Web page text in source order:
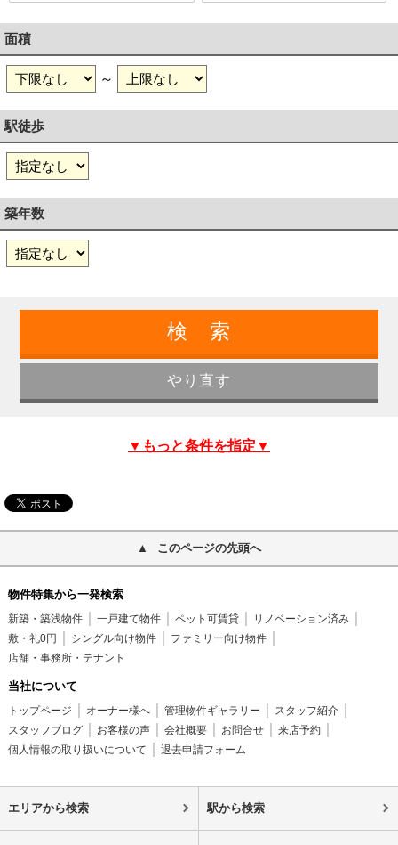
面積
～
駅徒歩
築年数
▼もっと条件を指定▼
このページの先頭へ
物件特集から一発検索
新築・築浅物件 一戸建て物件 ペット可賃貸
リノベーション済み
敷・礼0円
シングル向け物件
ファミリー向け物件
店舗・事務所・テナント
当社について
トップページ オーナー様へ 管理物件ギャラリー
スタッフ紹介
スタッフブログ
お客様の声 会社概要 お問合せ
来店予約
個人情報の取り扱いについて
退去申請フォーム
エリアから検索 駅から検索